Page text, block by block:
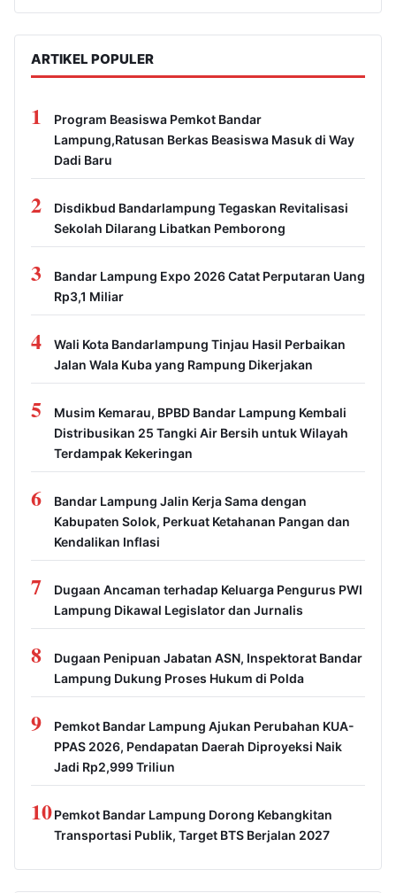
ARTIKEL POPULER
1
Program Beasiswa Pemkot Bandar
Lampung,Ratusan Berkas Beasiswa Masuk di Way
Dadi Baru
2
Disdikbud Bandarlampung Tegaskan Revitalisasi
Sekolah Dilarang Libatkan Pemborong
3
Bandar Lampung Expo 2026 Catat Perputaran Uang
Rp3,1 Miliar
4
Wali Kota Bandarlampung Tinjau Hasil Perbaikan
Jalan Wala Kuba yang Rampung Dikerjakan
5
Musim Kemarau, BPBD Bandar Lampung Kembali
Distribusikan 25 Tangki Air Bersih untuk Wilayah
Terdampak Kekeringan
6
Bandar Lampung Jalin Kerja Sama dengan
Kabupaten Solok, Perkuat Ketahanan Pangan dan
Kendalikan Inflasi
7
Dugaan Ancaman terhadap Keluarga Pengurus PWI
Lampung Dikawal Legislator dan Jurnalis
8
Dugaan Penipuan Jabatan ASN, Inspektorat Bandar
Lampung Dukung Proses Hukum di Polda
9
Pemkot Bandar Lampung Ajukan Perubahan KUA-
PPAS 2026, Pendapatan Daerah Diproyeksi Naik
Jadi Rp2,999 Triliun
10Pemkot Bandar Lampung Dorong Kebangkitan
Transportasi Publik, Target BTS Berjalan 2027